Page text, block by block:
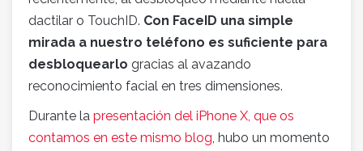
dactilar o TouchID. Con FaceID una simple
mirada a nuestro teléfono es suficiente para
desbloquearlo gracias al avazando
reconocimiento facial en tres dimensiones.
Durante la presentación del iPhone X, que os
contamos en este mismo blog, hubo un momento